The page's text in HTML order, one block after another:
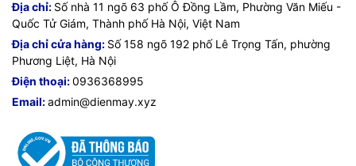
người xem
Địa chỉ: Số nhà 11 ngõ 63 phố Ô Đồng Lầm, Phường Văn Miếu -
Quốc Tử Giám, Thành phố Hà Nội, Việt Nam
Địa chỉ cửa hàng: Số 158 ngõ 192 phố Lê Trọng Tấn, phường
Phương Liệt, Hà Nội
Điện thoại:0936368995
Email:admin@dienmay.xyz